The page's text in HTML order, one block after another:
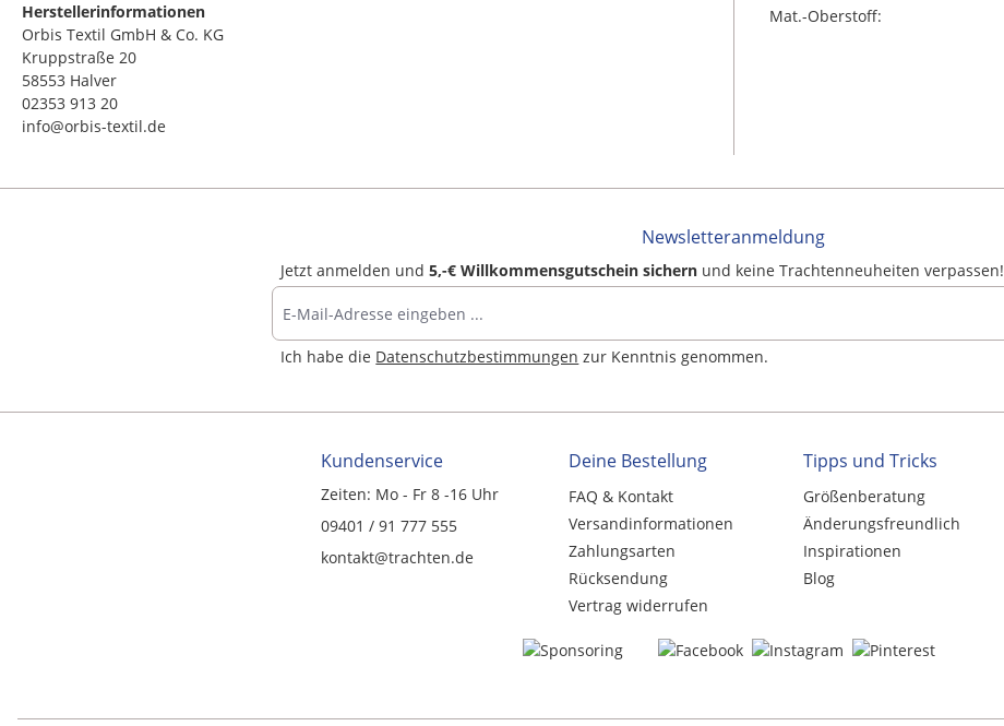
Herstellerinformationen
Orbis Textil GmbH & Co. KG
Kruppstraße 20
58553 Halver
02353 913 20
info@orbis-textil.de
Mat.-Oberstoff:
Newsletteranmeldung
Jetzt anmelden und5,-€ Willkommensgutschein sichern und keine Trachtenneuheiten verpassen!
Ich habe die Datenschutzbestimmungen zur Kenntnis genommen.
Kundenservice
Zeiten: Mo - Fr 8 -16 Uhr
09401 / 91 777 555
kontakt@trachten.de
Deine Bestellung
FAQ & Kontakt
Versandinformationen
Zahlungsarten
Rücksendung
Vertrag widerrufen
Tipps und Tricks
Größenberatung
Änderungsfreundlich
Inspirationen
Blog